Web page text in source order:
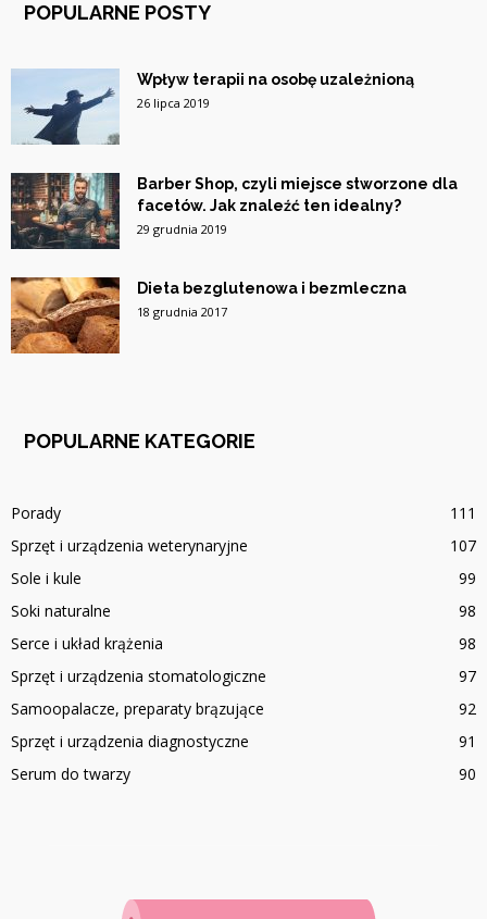
POPULARNE POSTY
Wpływ terapii na osobę uzależnioną
26 lipca 2019
Barber Shop, czyli miejsce stworzone dla
facetów. Jak znaleźć ten idealny?
29 grudnia 2019
Dieta bezglutenowa i bezmleczna
18 grudnia 2017
POPULARNE KATEGORIE
Porady
111
Sprzęt i urządzenia weterynaryjne
107
Sole i kule
99
Soki naturalne
98
Serce i układ krążenia
98
Sprzęt i urządzenia stomatologiczne
97
Samoopalacze, preparaty brązujące
92
Sprzęt i urządzenia diagnostyczne
91
Serum do twarzy
90